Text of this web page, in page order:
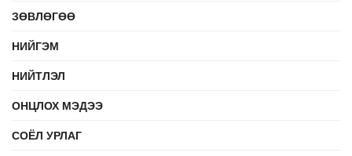
ЗӨВЛӨГӨӨ
НИЙГЭМ
НИЙТЛЭЛ
ОНЦЛОХ МЭДЭЭ
СОЁЛ УРЛАГ